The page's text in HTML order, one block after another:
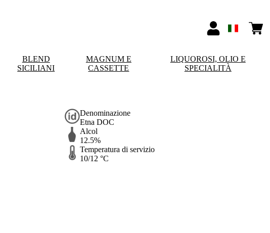
BLEND
SICILIANI
MAGNUM E
CASSETTE
LIQUOROSI, OLIO E
SPECIALITÀ
Denominazione
Etna DOC
Alcol
12.5%
Temperatura di servizio
10/12 °C